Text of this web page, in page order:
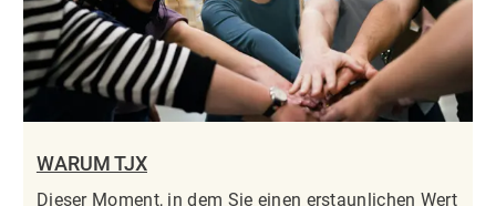
WARUM TJX
Dieser Moment, in dem Sie einen erstaunlichen Wert